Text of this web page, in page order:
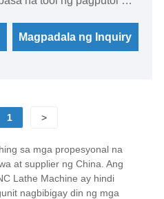
Magpadala ng Inquiry
1 >
sa mga propesyonal na
at supplier ng China. Ang
Lathe Machine ay hindi
nagbibigay din ng mga